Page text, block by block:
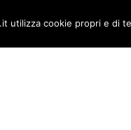
utilizza cookie propri e di